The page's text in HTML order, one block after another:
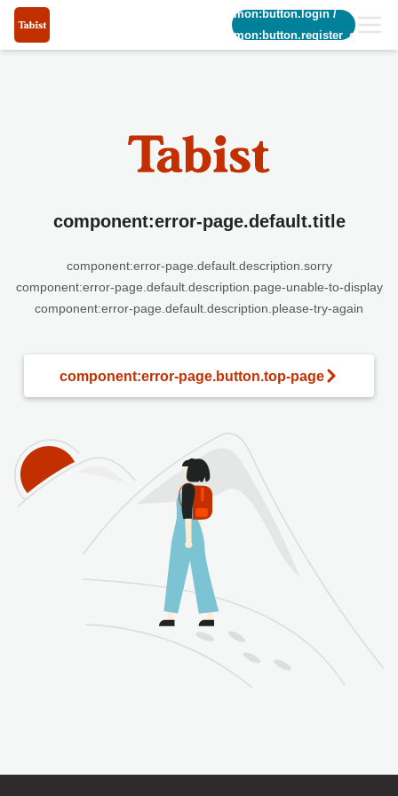
common:button.login/
common:button.register_short
component:error-page.default.title
component:error-page.default.description.sorry
component:error-page.default.description.page-unable-to-display
component:error-page.default.description.please-try-again
component:error-page.button.top-page